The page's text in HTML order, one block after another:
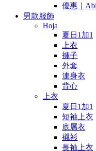
優惠｜
男款服飾
Hoja
夏日1加1
上衣
褲子
外套
連身衣
背心
上衣
夏日1加1
短袖上衣
底層衣
襯衫
長袖上衣